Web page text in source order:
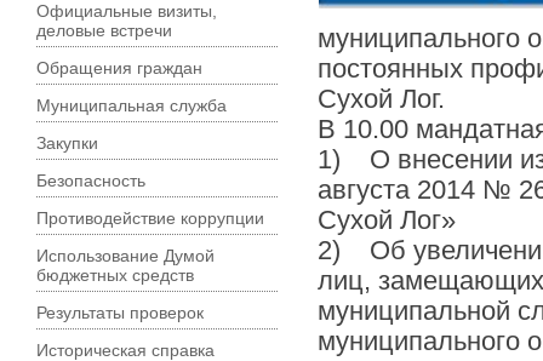
муниципального
постоянных
Сухой Лог.
В 10.00
1) О внесении
августа 2014 №
Сухой Лог»
2) Об
лиц, замещающих
муниципальной
муниципального
Официальные визиты,
деловые встречи
Обращения граждан
Муниципальная служба
Закупки
Безопасность
Противодействие коррупции
Использование Думой
бюджетных средств
Результаты проверок
Историческая справка